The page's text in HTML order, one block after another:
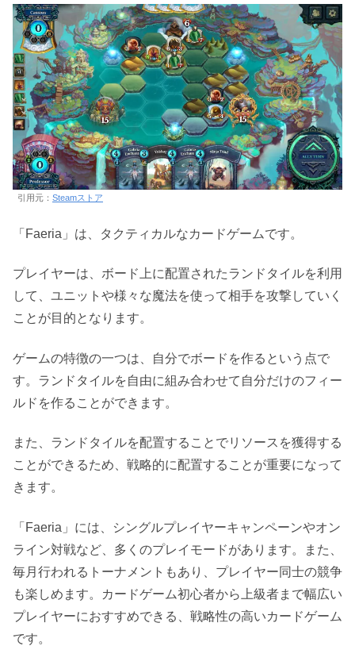
引用元： Steamストア
「Faeria」は、タクティカルなカードゲームです。
プレイヤーは、ボード上に配置されたランドタイルを利用
して、ユニットや様々な魔法を使って相手を攻撃していく
ことが目的となります。
ゲームの特徴の一つは、自分でボードを作るという点で
す。ランドタイルを自由に組み合わせて自分だけのフィー
ルドを作ることができます。
また、ランドタイルを配置することでリソースを獲得する
ことができるため、戦略的に配置することが重要になって
きます。
「Faeria」には、シングルプレイヤーキャンペーンやオン
ライン対戦など、多くのプレイモードがあります。また、
毎月行われるトーナメントもあり、プレイヤー同士の競争
も楽しめます。カードゲーム初心者から上級者まで幅広い
プレイヤーにおすすめできる、戦略性の高いカードゲーム
です。